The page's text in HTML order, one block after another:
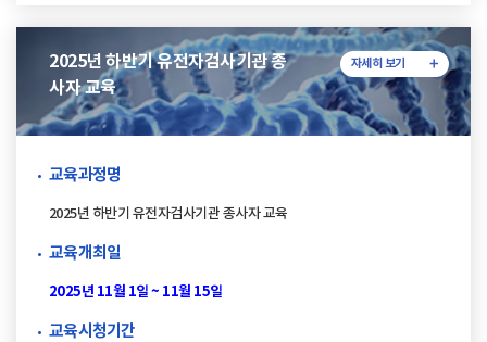
2025년 하반기 유전자검사기관 종
사자 교육
자세히 보기
교육과정명
2025년 하반기 유전자검사기관 종사자 교육
교육개최일
2025년 11월 1일 ~ 11월 15일
교육시청기간